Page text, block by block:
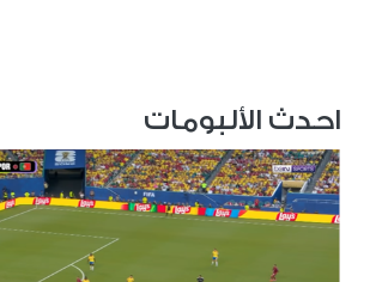
احدث الألبومات